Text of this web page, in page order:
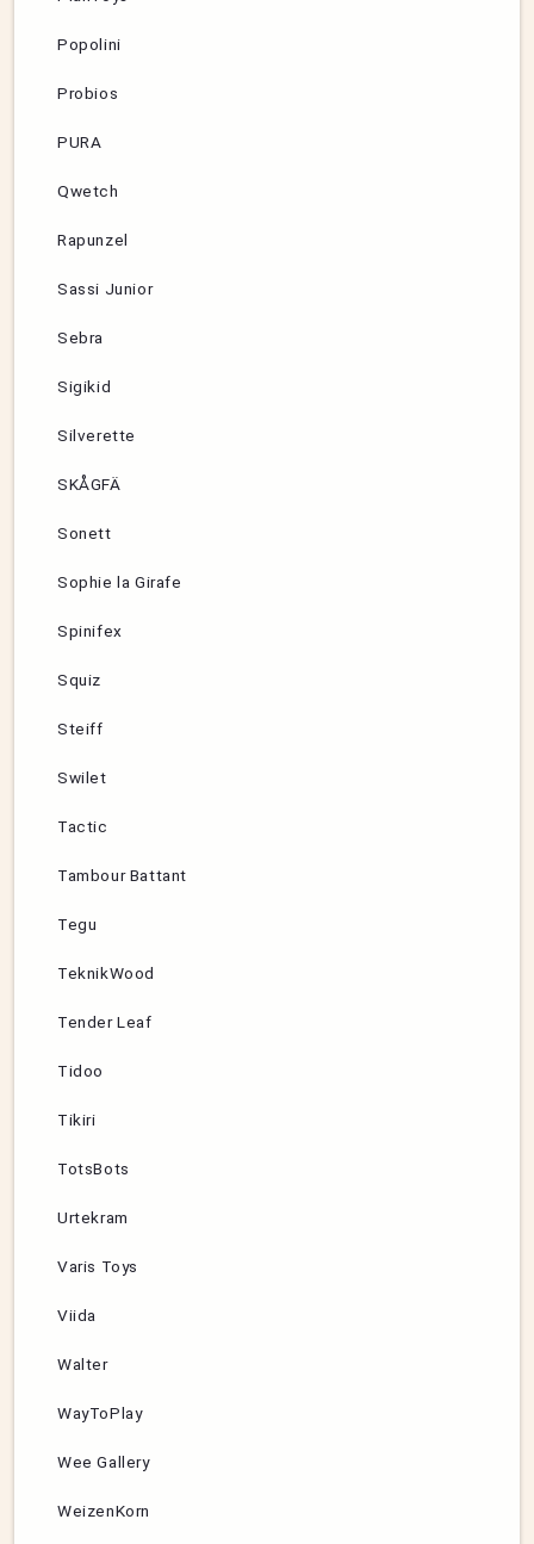
Popolini
Probios
PURA
Qwetch
Rapunzel
Sassi Junior
Sebra
Sigikid
Silverette
SKÅGFÄ
Sonett
Sophie la Girafe
Spinifex
Squiz
Steiff
Swilet
Tactic
Tambour Battant
Tegu
TeknikWood
Tender Leaf
Tidoo
Tikiri
TotsBots
Urtekram
Varis Toys
Viida
Walter
WayToPlay
Wee Gallery
WeizenKorn